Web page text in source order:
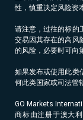
性，慎重决定风险资
请注意，过往的标的
交易因其存在的高风
的风险，必要时可向
如果发布或使用此类
何此类国家或司法管
GO Markets
商标由注册于澳大